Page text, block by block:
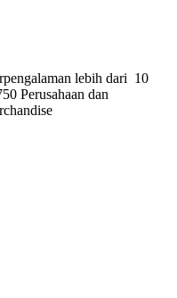
lebih dari 10
Perusahaan dan